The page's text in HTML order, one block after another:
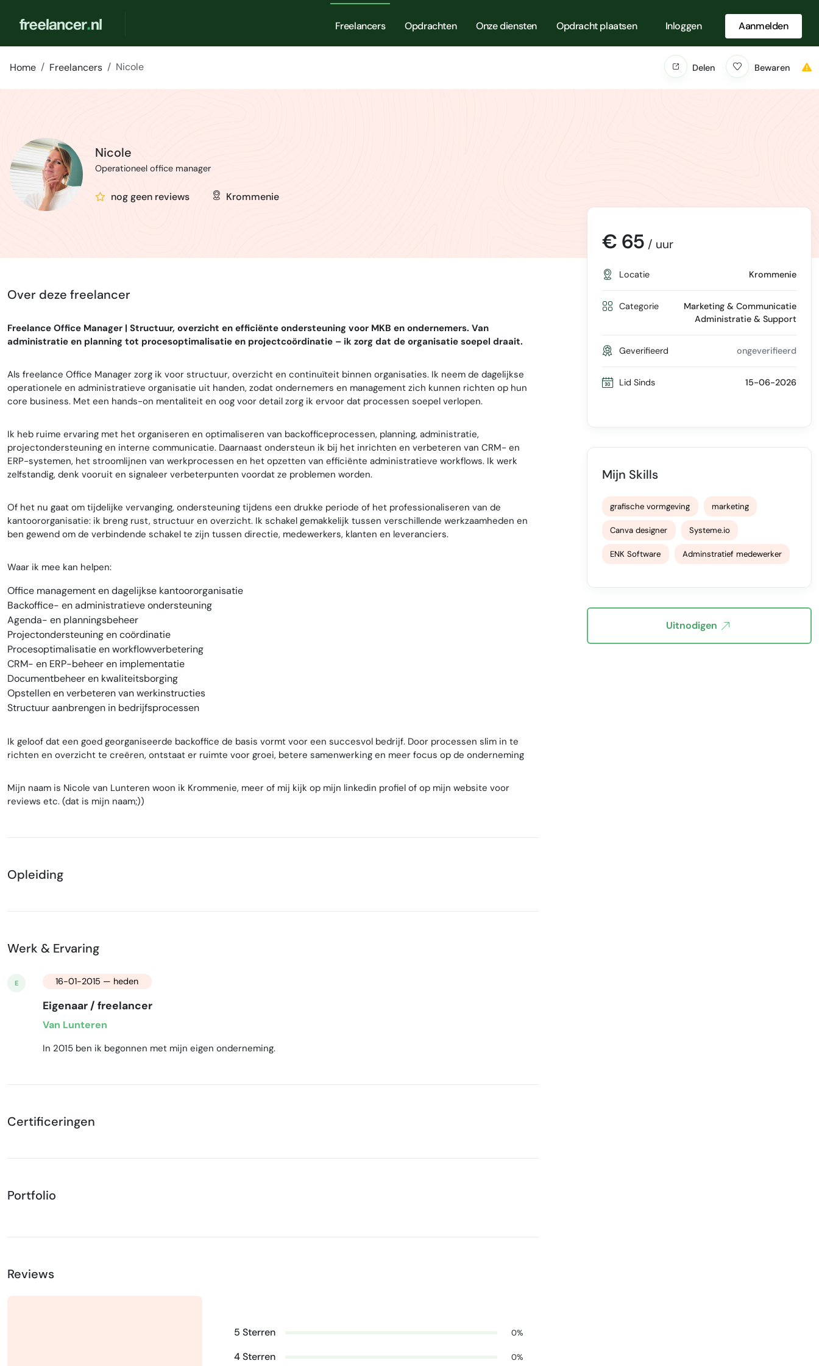
Freelancers Opdrachten Onze diensten Opdracht plaatsen Inloggen Aanmelden
Home Freelancers Nicole Delen Bewaren
Nicole
Operationeel office manager
nog geen reviews Krommenie
Over deze freelancer
Freelance Office Manager | Structuur, overzicht en efficiënte ondersteuning voor MKB en ondernemers. Van
administratie en planning tot procesoptimalisatie en projectcoördinatie – ik zorg dat de organisatie soepel draait.
Als freelance Office Manager zorg ik voor structuur, overzicht en continuïteit binnen organisaties. Ik neem de dagelijkse
operationele en administratieve organisatie uit handen, zodat ondernemers en management zich kunnen richten op hun
core business. Met een hands-on mentaliteit en oog voor detail zorg ik ervoor dat processen soepel verlopen.
Ik heb ruime ervaring met het organiseren en optimaliseren van backofficeprocessen, planning, administratie,
projectondersteuning en interne communicatie. Daarnaast ondersteun ik bij het inrichten en verbeteren van CRM- en
ERP-systemen, het stroomlijnen van werkprocessen en het opzetten van efficiënte administratieve workflows. Ik werk
zelfstandig, denk vooruit en signaleer verbeterpunten voordat ze problemen worden.
Of het nu gaat om tijdelijke vervanging, ondersteuning tijdens een drukke periode of het professionaliseren van de
kantoororganisatie: ik breng rust, structuur en overzicht. Ik schakel gemakkelijk tussen verschillende werkzaamheden en
ben gewend om de verbindende schakel te zijn tussen directie, medewerkers, klanten en leveranciers.
Waar ik mee kan helpen:
Office management en dagelijkse kantoororganisatie
Backoffice- en administratieve ondersteuning
Agenda- en planningsbeheer
Projectondersteuning en coördinatie
Procesoptimalisatie en workflowverbetering
CRM- en ERP-beheer en implementatie
Documentbeheer en kwaliteitsborging
Opstellen en verbeteren van werkinstructies
Structuur aanbrengen in bedrijfsprocessen
Ik geloof dat een goed georganiseerde backoffice de basis vormt voor een succesvol bedrijf. Door processen slim in te
richten en overzicht te creëren, ontstaat er ruimte voor groei, betere samenwerking en meer focus op de onderneming
Mijn naam is Nicole van Lunteren woon ik Krommenie, meer of mij kijk op mijn linkedin profiel of op mijn website voor
reviews etc. (dat is mijn naam;))
Opleiding
Werk & Ervaring
E 16-01-2015 — heden
Eigenaar / freelancer
Van Lunteren
In 2015 ben ik begonnen met mijn eigen onderneming.
Certificeringen
Portfolio
Reviews
5 Sterren 0%
4 Sterren 0%
€ 65 / uur
Locatie Krommenie
Categorie
Marketing & Communicatie
Administratie & Support
Geverifieerd ongeverifieerd
Lid Sinds 15-06-2026
Mijn Skills
grafische vormgeving marketing
Canva designer Systeme.io
ENK Software Adminstratief medewerker
Uitnodigen